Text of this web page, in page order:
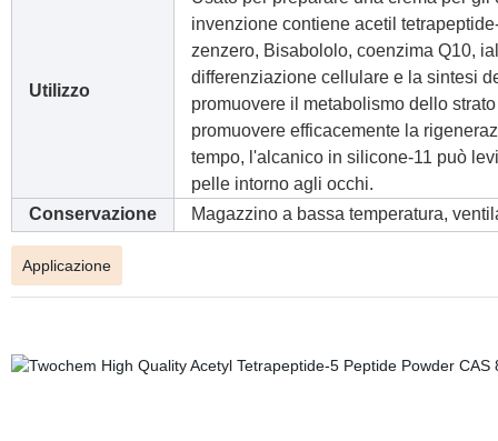
Utilizzo
invenzione contiene acetil
zenzero, Bisabololo, coenzima Q10,
differenziazione cellulare e la sintesi
promuovere il metabolismo dello
promuovere efficacemente la
tempo, l'alcanico in silicone-11 può
pelle intorno agli occhi.
Conservazione
Magazzino a bassa temperatura,
Applicazione